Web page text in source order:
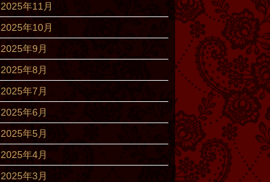
2025年11月
2025年10月
2025年9月
2025年8月
2025年7月
2025年6月
2025年5月
2025年4月
2025年3月